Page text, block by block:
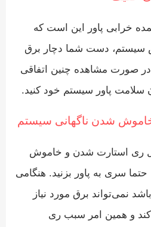
خرابی پاور این است که
سیستم، دست شما دچار برق
صورت مشاهده چنین اتفاقی
سلامت پاور سیستم خود کنید.
ری استارت شدن و خاموش
سری به پاور بزنید. هنگامی
نمی‌تواند برق مورد نیاز
و همین امر سبب ری